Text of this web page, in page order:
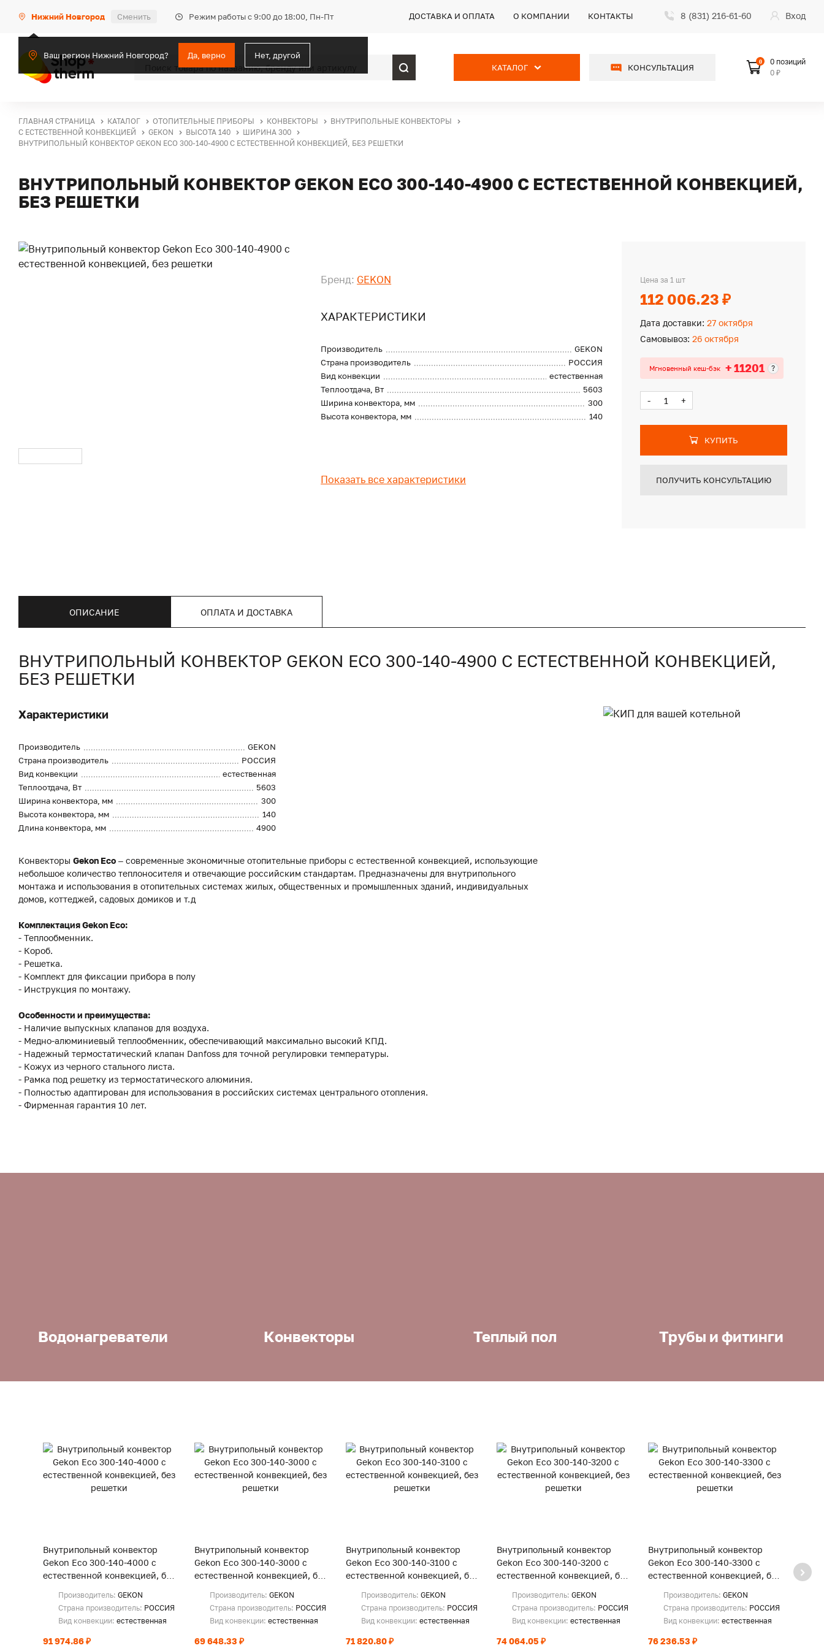
Нижний Новгород Сменить Режим работы с 9:00 до 18:00, Пн-Пт
Ваш регион Нижний Новгород? Да, верно Нет, другой
ДОСТАВКА И ОПЛАТА О КОМПАНИИ КОНТАКТЫ 8 (831) 216-61-60 Вход
КАТАЛОГ КОНСУЛЬТАЦИЯ
0
0 позиций
0 ₽
ГЛАВНАЯ СТРАНИЦА КАТАЛОГ ОТОПИТЕЛЬНЫЕ ПРИБОРЫ КОНВЕКТОРЫ
ВНУТРИПОЛЬНЫЕ КОНВЕКТОРЫ
С ЕСТЕСТВЕННОЙ КОНВЕКЦИЕЙ
GEKON ВЫСОТА 140
ШИРИНА 300
ВНУТРИПОЛЬНЫЙ КОНВЕКТОР GEKON ECO 300-140-4900 С ЕСТЕСТВЕННОЙ КОНВЕКЦИЕЙ, БЕЗ РЕШЕТКИ
ВНУТРИПОЛЬНЫЙ КОНВЕКТОР GEKON ECO 300-140-4900 С ЕСТЕСТВЕННОЙ КОНВЕКЦИЕЙ,
БЕЗ РЕШЕТКИ
Бренд: GEKON
ХАРАКТЕРИСТИКИ
Производитель
GEKON
Страна производитель
РОССИЯ
Вид конвекции
естественная
Теплоотдача, Вт
5603
Ширина конвектора, мм
300
Высота конвектора, мм
140
Показать все характеристики
Цена за 1 шт
112 006.23 ₽
Дата доставки: 27 октября
Самовывоз: 26 октября
Мгновенный кеш-бэк + 11201 ?
- +
КУПИТЬ
ПОЛУЧИТЬ КОНСУЛЬТАЦИЮ
ОПИСАНИЕ ОПЛАТА И ДОСТАВКА
ВНУТРИПОЛЬНЫЙ КОНВЕКТОР GEKON ECO 300-140-4900 С ЕСТЕСТВЕННОЙ КОНВЕКЦИЕЙ,
БЕЗ РЕШЕТКИ
Характеристики
Производитель
GEKON
Страна производитель
РОССИЯ
Вид конвекции
естественная
Теплоотдача, Вт
5603
Ширина конвектора, мм
300
Высота конвектора, мм
140
Длина конвектора, мм
4900
Конвекторы Gekon Eco – современные экономичные отопительные приборы с естественной конвекцией, использующие
небольшое количество теплоносителя и отвечающие российским стандартам. Предназначены для внутрипольного
монтажа и использования в отопительных системах жилых, общественных и промышленных зданий, индивидуальных
домов, коттеджей, садовых домиков и т.д
Комплектация Gekon Eco:
- Теплообменник.
- Короб.
- Решетка.
- Комплект для фиксации прибора в полу
- Инструкция по монтажу.
Особенности и преимущества:
- Наличие выпускных клапанов для воздуха.
- Медно-алюминиевый теплообменник, обеспечивающий максимально высокий КПД.
- Надежный термостатический клапан Danfoss для точной регулировки температуры.
- Кожух из черного стального листа.
- Рамка под решетку из термостатического алюминия.
- Полностью адаптирован для использования в российских системах центрального отопления.
- Фирменная гарантия 10 лет.
Водонагреватели Конвекторы Теплый пол Трубы и фитинги
Внутрипольный конвектор
Gekon Eco 300-140-4000 с
естественной конвекцией, без
Производитель: GEKON
Страна производитель: РОССИЯ
Вид конвекции: естественная
91 974.86 ₽
Внутрипольный конвектор
Gekon Eco 300-140-3000 с
естественной конвекцией, без
Производитель: GEKON
Страна производитель: РОССИЯ
Вид конвекции: естественная
69 648.33 ₽
Внутрипольный конвектор
Gekon Eco 300-140-3100 с
естественной конвекцией, без
Производитель: GEKON
Страна производитель: РОССИЯ
Вид конвекции: естественная
71 820.80 ₽
Внутрипольный конвектор
Gekon Eco 300-140-3200 с
естественной конвекцией, без
Производитель:GEKON
Страна производитель: РОССИЯ
Вид конвекции:естественная
74 064.05 ₽
Внутрипольный конвектор
Gekon Eco 300-140-3300 с
естественной конвекцией, без
Производитель:GEKON
Страна производитель: РОССИЯ
Вид конвекции:естественная
76 236.53 ₽